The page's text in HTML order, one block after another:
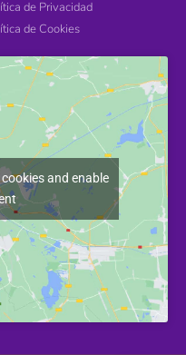
de Privacidad
de Cookies
and enable